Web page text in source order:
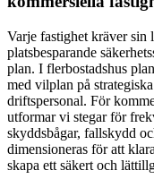
Varje fastighet kräver
platsbesparande
plan. I flerbostadshus
med vilplan på
driftspersonal. För
utformar vi stegar för
skyddsbågar, fallskydd
dimensioneras för att
skapa ett säkert och